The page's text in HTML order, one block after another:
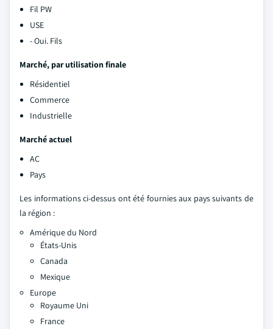
Fil PW
USE
- Oui. Fils
Marché, par utilisation finale
Résidentiel
Commerce
Industrielle
Marché actuel
AC
Pays
Les informations ci-dessus ont été fournies aux pays suivants de
la région :
Amérique du Nord
États-Unis
Canada
Mexique
Europe
Royaume Uni
France